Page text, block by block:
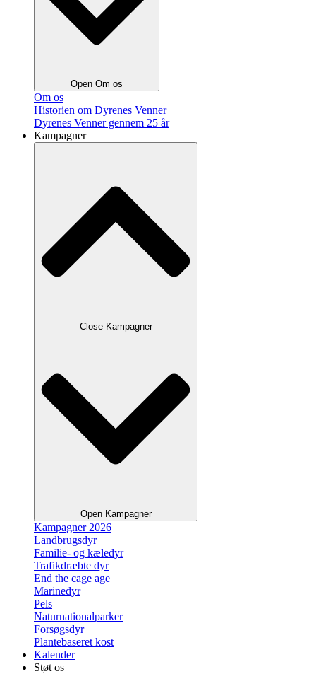
Open Om os
Om os
Historien om Dyrenes Venner
Dyrenes Venner gennem 25 år
Kampagner
Close Kampagner
Open Kampagner
Kampagner 2026
Landbrugsdyr
Familie- og kæledyr
Trafikdræbte dyr
End the cage age
Marinedyr
Pels
Naturnationalparker
Forsøgsdyr
Plantebaseret kost
Kalender
Støt os